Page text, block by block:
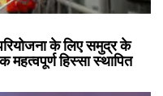
के लिए समुद्र के
महत्वपूर्ण हिस्सा स्थापित